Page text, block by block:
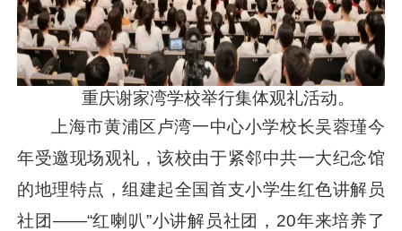
重庆谢家湾学校举行集体观礼活动。
上海市黄浦区卢湾一中心小学校长吴蓉瑾今
年受邀现场观礼，该校由于紧邻中共一大纪念馆
的地理特点，组建起全国首支小学生红色讲解员
社团——“红喇叭”小讲解员社团，20年来培养了